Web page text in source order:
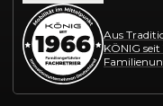
Aus
KÖNIG